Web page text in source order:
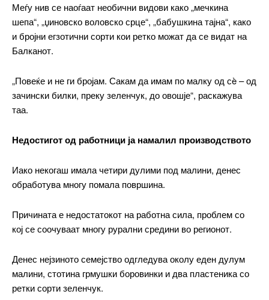
━ pricing plans
Free
Etiam est nibh, lobortis sit
Praesent euismod ac
Nullam eu erat condimentum
Donec quis est ac felis
Orci varius natoque dolor
Меѓу нив се наоѓаат необични видови како „мечкина
шепа“, „џиновско воловско срце“, „бабушкина тајна“, како
и бројни егзотични сорти кои ретко можат да се видат на
Балканот.
„Повеќе и не ги бројам. Сакам да имам по малку од сè – од
зачински билки, преку зеленчук, до овошје“, раскажува
таа.
Недостигот од работници ја намалил производството
Иако некогаш имала четири дулими под малини, денес
обработува многу помала површина.
Причината е недостатокот на работна сила, проблем со
кој се соочуваат многу рурални средини во регионот.
Денес нејзиното семејство одгледува околу еден дулум
малини, стотина грмушки боровинки и два пластеника со
ретки сорти зеленчук.